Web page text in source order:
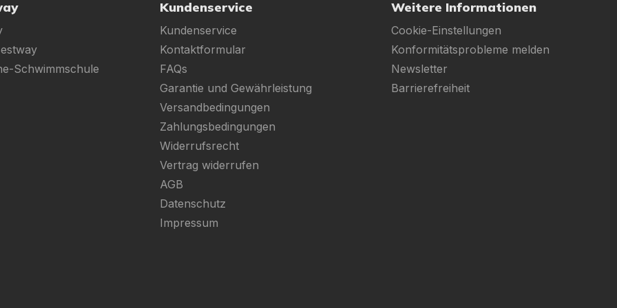
Schwimmschule
Kundenservice
Kundenservice
Kontaktformular
FAQs
Garantie und Gewährleistung
Versandbedingungen
Zahlungsbedingungen
Widerrufsrecht
Vertrag widerrufen
AGB
Datenschutz
Impressum
Weitere Informationen
Cookie-Einstellungen
Konformitätsprobleme melden
Newsletter
Barrierefreiheit